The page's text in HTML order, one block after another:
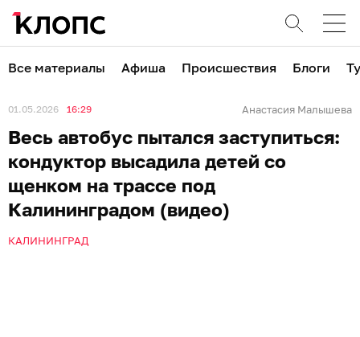
Все материалы Афиша Происшествия Блоги
01.05.2026 16:29 Анастасия Малышева
Весь автобус пытался заступиться:
кондуктор высадила детей со
щенком на трассе под
Калининградом (видео)
КАЛИНИНГРАД